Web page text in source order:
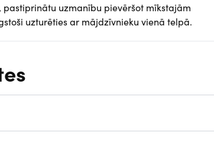
uzmanību pievēršot mīkstajām
uzturēties ar mājdzīvnieku vienā telpā.